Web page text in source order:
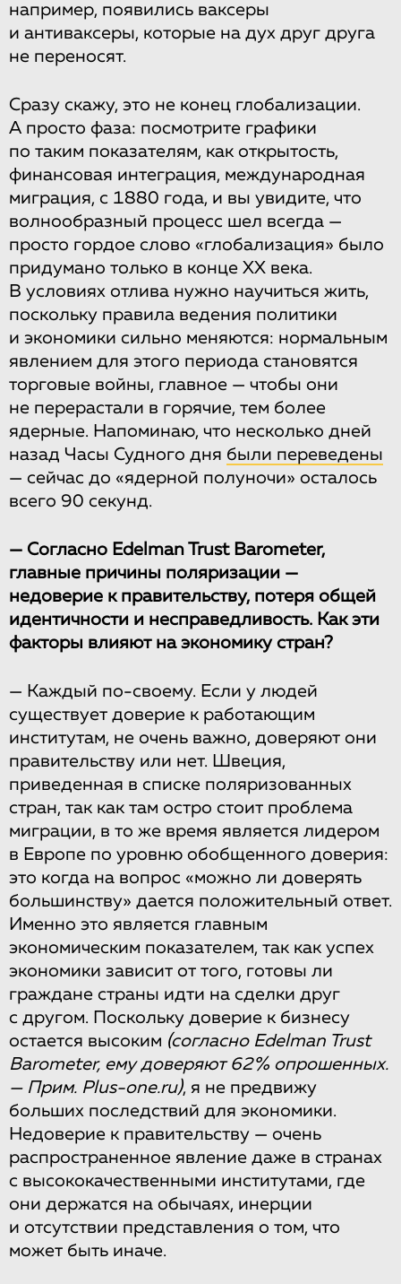
например, появились ваксеры
и антиваксеры, которые на дух друг друга
не переносят.
Сразу скажу, это не конец глобализации.
А просто фаза: посмотрите графики
по таким показателям, как открытость,
финансовая интеграция, международная
миграция, с 1880 года, и вы увидите, что
волнообразный процесс шел всегда —
просто гордое слово «глобализация» было
придумано только в конце XX века.
В условиях отлива нужно научиться жить,
поскольку правила ведения политики
и экономики сильно меняются: нормальным
явлением для этого периода становятся
торговые войны, главное — чтобы они
не перерастали в горячие, тем более
ядерные. Напоминаю, что несколько дней
назад Часы Судного дня были переведены
— сейчас до «ядерной полуночи» осталось
всего 90 секунд.
— Согласно Edelman Trust Barometer,
главные причины поляризации —
недоверие к правительству, потеря общей
идентичности и несправедливость. Как эти
факторы влияют на экономику стран?
— Каждый по-своему. Если у людей
существует доверие к работающим
институтам, не очень важно, доверяют они
правительству или нет. Швеция,
приведенная в списке поляризованных
стран, так как там остро стоит проблема
миграции, в то же время является лидером
в Европе по уровню обобщенного доверия:
это когда на вопрос «можно ли доверять
большинству» дается положительный ответ.
Именно это является главным
экономическим показателем, так как успех
экономики зависит от того, готовы ли
граждане страны идти на сделки друг
с другом. Поскольку доверие к бизнесу
остается высоким (согласно Edelman Trust
Barometer, ему доверяют 62% опрошенных.
— Прим. Plus-one.ru), я не предвижу
больших последствий для экономики.
Недоверие к правительству — очень
распространенное явление даже в странах
с высококачественными институтами, где
они держатся на обычаях, инерции
и отсутствии представления о том, что
может быть иначе.